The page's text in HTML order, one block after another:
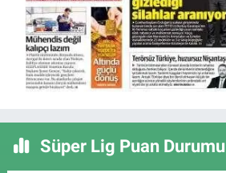
Süper Lig Puan Durumu